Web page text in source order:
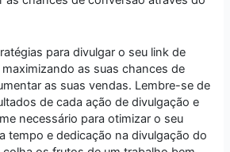
para divulgar o seu link de
as suas chances de
as suas vendas. Lembre-se de
de cada ação de divulgação e
necessário para otimizar o seu
tempo e dedicação na divulgação do